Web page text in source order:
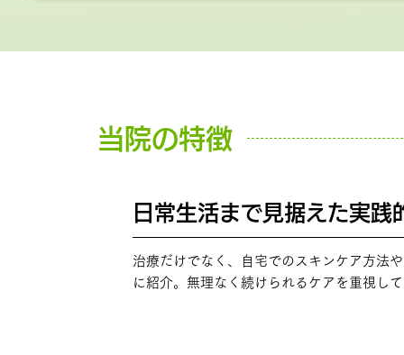
当院の特徴
日常生活まで見据えた実践
治療だけでなく、自宅でのスキンケア方法
に紹介。無理なく続けられるケアを重視し